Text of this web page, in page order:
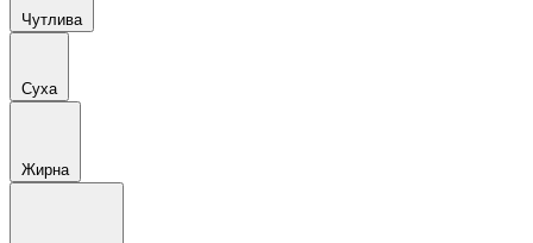
Чутлива
Суха
Жирна